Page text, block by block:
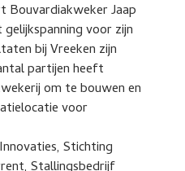
Bouvardiakweker Jaap
voor zijn
bij Vreeken zijn
partijen heeft
om te bouwen en
voor
Stichting